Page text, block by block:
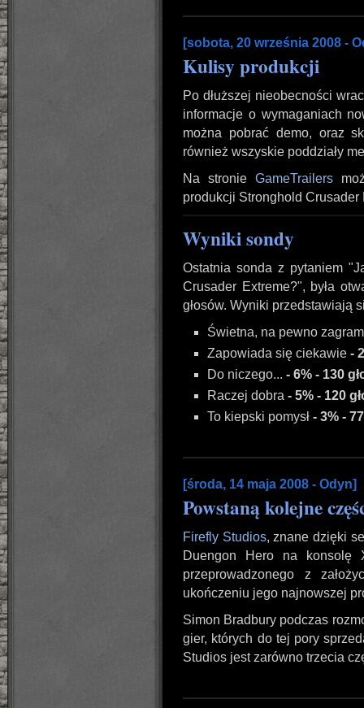
[sobota, 20 września 2008 -
Kulisy produkcji
Po dłuższej nieobecności
informacje o wymaganiach
można pobrać demo, oraz
również wszyskie poddziały
Na stronie GameTrailers
produkcji Stronghold Crusader
Wyniki sondy
Ostatnia sonda z pytaniem
Crusader Extreme?", była
głosów. Wyniki przedstawiają
Świetna, na pewno
Zapowiada się ciekawie -
Do niczego... - 6% - 130
Raczej dobra - 5% - 120
To kiepski pomysł - 3% -
[środa, 14 maja 2008 - Odyn]
Powstaną kolejne
Firefly Studios, znane dzięki
Duengon Hero na
przeprowadzonego z
ukończeniu jego najnowszej
Simon Bradbury podczas
gier, których do tej pory
Studios jest zarówno trzecia